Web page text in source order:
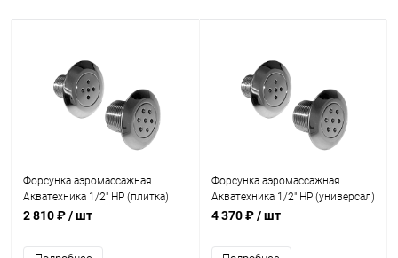
Форсунка аэромассажная
Акватехника 1/2" НР (плитка)
(AT03.23)
2 810 ₽/ шт
Форсунка аэромассажная
Акватехника 1/2" НР (универсал)
(AT03.23.1)
4 370 ₽/ шт